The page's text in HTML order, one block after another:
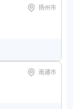
扬州市
南通市